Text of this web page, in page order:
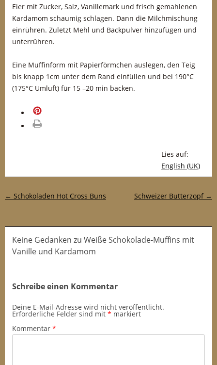
Eier mit Zucker, Salz, Vanillemark und frisch gemahlenen
Kardamom schaumig schlagen. Dann die Milchmischung
einrühren. Zuletzt Mehl und Backpulver hinzufügen und
unterrühren.
Eine Muffinform mit Papierförmchen auslegen, den Teig
bis knapp 1cm unter dem Rand einfüllen und bei 190°C
(175°C Umluft) für 15 –20 min backen.
Lies auf:
English (UK)
Post-Navigation
← Schokoladen Hot Cross Buns Schweizer Butterzopf →
Keine Gedanken zu Weiße Schokolade-Muffins mit
Vanille und Kardamom
Schreibe einen Kommentar
Deine E-Mail-Adresse wird nicht veröffentlicht.
Erforderliche Felder sind mit * markiert
Kommentar *